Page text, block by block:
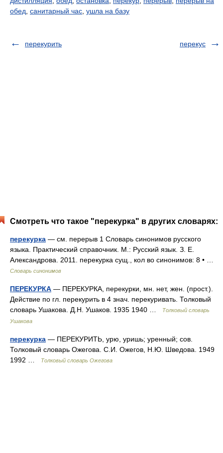
обед санитарный час ушла на базу
перекурить перекус
Смотреть что такое "перекурка" в других словарях:
перекурка — см. перерыв 1 Словарь синонимов русского
языка. Практический справочник. М.: Русский язык. З. Е.
Александрова. 2011. перекурка сущ., кол во синонимов: 8 • …
Словарь синонимов
ПЕРЕКУРКА — ПЕРЕКУРКА, перекурки, мн. нет, жен. (прост.).
Действие по гл. перекурить в 4 знач. перекуривать. Толковый
словарь Ушакова. Д.Н. Ушаков. 1935 1940 …
Толковый словарь
Ушакова
перекурка — ПЕРЕКУРИТЬ, урю, уришь; уренный; сов.
Толковый словарь Ожегова. С.И. Ожегов, Н.Ю. Шведова. 1949
1992 …
Толковый словарь Ожегова